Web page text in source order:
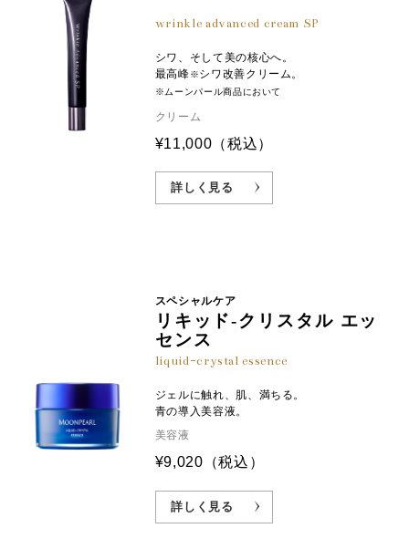
植物成分「セイヨウハッカエキス
おいとハリ感で満たします。
※1:シワ改善有効成分 ナイアシンアミドSP ※2:加水分解コンキオリン液
(保湿成分) ※3:サクシニルアテロコラーゲン液(保湿成分) ※4:海藻エキス
（1） ※5:湿潤剤
酸、メチルシロキサン網状重合体、１，２－ペンタンジ
オール、ヘキサオキシステアリン酸ジペンタエリトリッ
ト、ポリエチレングリコール４０００、１，３－プロパ
ンジオール、バチルアルコール、ベヘニルアルコール、
メチルポリシロキサン、ケイ酸アルミニウムマグネシウ
ム、ステアリン酸、水素添加大豆リン脂質、ヒドロキシ
エチルセルロース、大豆油、キサンタンガム、Ｌ－アル
ギニン、酸化アルミニウム、酸化チタン、無水ケイ酸、
リン酸一水素ナトリウム、リン酸二水素カリウム、リン
酸二水素ナトリウム、フェノキシエタノール
wrinkle advanced cream SP
シワ、そして美の核心へ。
最高峰※シワ改善クリーム。
※ムーンパール商品において
クリーム
¥11,000 （税込）
詳しく見る
スペシャルケア
リキッド-クリスタル エッ
センス
liquid-crystal essence
ジェルに触れ、肌、満ちる。
青の導入美容液。
美容液
¥9,020 （税込）
詳しく見る